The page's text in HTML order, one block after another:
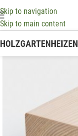
Skip to navigation
Skip to main content
HOLZGARTENHEIZEN